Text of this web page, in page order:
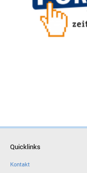
Quicklinks
Kontakt